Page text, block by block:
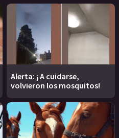
Alerta: ¡ A cuidarse,
volvieron los mosquitos!